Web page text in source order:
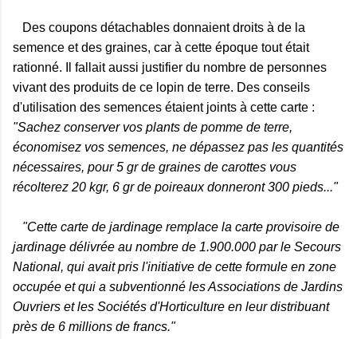
Des coupons détachables donnaient droits à de la
semence et des graines, car à cette époque tout était
rationné. Il fallait aussi justifier du nombre de personnes
vivant des produits de ce lopin de terre. Des conseils
d'utilisation des semences étaient joints à cette carte :
"Sachez conserver vos plants de pomme de terre,
économisez vos semences, ne dépassez pas les quantités
nécessaires, pour 5 gr de graines de carottes vous
récolterez 20 kgr, 6 gr de poireaux donneront 300 pieds..."
"Cette carte de jardinage remplace la carte provisoire de
jardinage délivrée au nombre de 1.900.000 par le Secours
National, qui avait pris l'initiative de cette formule en zone
occupée et qui a subventionné les Associations de Jardins
Ouvriers et les Sociétés d'Horticulture en leur distribuant
près de 6 millions de francs."